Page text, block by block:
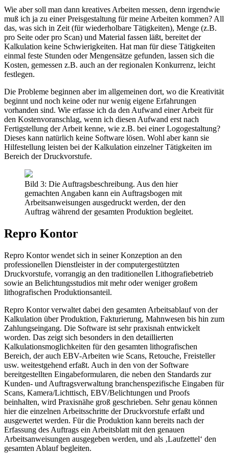
Wie aber soll man dann kreatives Arbeiten messen, denn irgendwie
muß ich ja zu einer Preisgestaltung für meine Arbeiten kommen? All
das, was sich in Zeit (für wiederholbare Tätigkeiten), Menge (z.B.
pro Seite oder pro Scan) und Material fassen läßt, bereitet der
Kalkulation keine Schwierigkeiten. Hat man für diese Tätigkeiten
einmal feste Stunden oder Mengensätze gefunden, lassen sich die
Kosten, gemessen z.B. auch an der regionalen Konkurrenz, leicht
festlegen.
Die Probleme beginnen aber im allgemeinen dort, wo die Kreativität
beginnt und noch keine oder nur wenig eigene Erfahrungen
vorhanden sind. Wie erfasse ich da den Aufwand einer Arbeit für
den Kostenvoranschlag, wenn ich diesen Aufwand erst nach
Fertigstellung der Arbeit kenne, wie z.B. bei einer Logogestaltung?
Dieses kann natürlich keine Software lösen. Wohl aber kann sie
Hilfestellung leisten bei der Kalkulation einzelner Tätigkeiten im
Bereich der Druckvorstufe.
Bild 3: Die Auftragsbeschreibung. Aus den hier
gemachten Angaben kann ein Auftragsbogen mit
Arbeitsanweisungen ausgedruckt werden, der den
Auftrag während der gesamten Produktion begleitet.
Repro Kontor
Repro Kontor wendet sich in seiner Konzeption an den
professionellen Dienstleister in der computergestützten
Druckvorstufe, vorrangig an den traditionellen Lithografiebetrieb
sowie an Belichtungsstudios mit mehr oder weniger großem
lithografischen Produktionsanteil.
Repro Kontor verwaltet dabei den gesamten Arbeitsablauf von der
Kalkulation über Produktion, Fakturierung, Mahnwesen bis hin zum
Zahlungseingang. Die Software ist sehr praxisnah entwickelt
worden. Das zeigt sich besonders in den detaillierten
Kalkulationsmoglichkeiten für den gesamten lithografischen
Bereich, der auch EBV-Arbeiten wie Scans, Retouche, Freisteller
usw. weitestgehend erfaßt. Auch in den von der Software
bereitgestellten Eingabeformularen, die neben den Standards zur
Kunden- und Auftragsverwaltung branchenspezifische Eingaben für
Scans, Kamera/Lichttisch, EBV/Belichtungen und Proofs
beinhalten, wird Praxisnähe groß geschrieben. Sehr genau können
hier die einzelnen Arbeitsschritte der Druckvorstufe erfaßt und
ausgewertet werden. Für die Produktion kann bereits nach der
Erfassung des Auftrags ein Arbeitsblatt mit den genauen
Arbeitsanweisungen ausgegeben werden, und als ‚Laufzettel‘ den
gesamten Ablauf begleiten.